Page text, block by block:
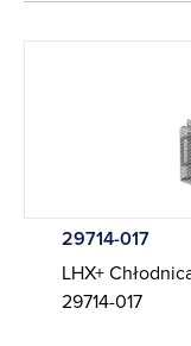
29714-017
LHX+
29714-017